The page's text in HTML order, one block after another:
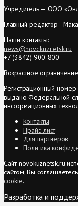
Учредитель — ООО
Главный редактор -
Наши контакты:
news@novokuznetsk.ru
+7 (3842) 900-800
Возрастное
Регистрационный
выдано Федеральной
информационных
Контакты
Прайс-лист
Для партнеров
Политика
Сайт novokuznetsk.ru
сайтом, Вы
cookie.
Разработка и